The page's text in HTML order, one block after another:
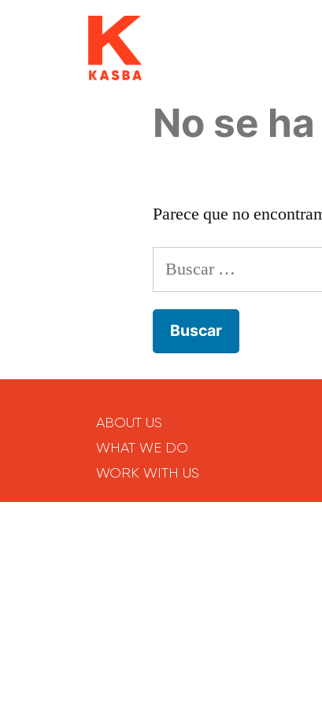
No se
Parece que no
ABOUT US
WHAT WE DO
WORK WITH US